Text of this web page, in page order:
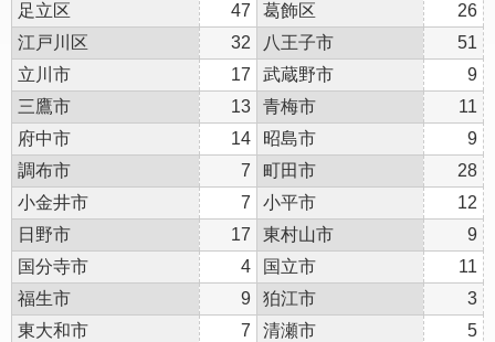
足立区
47 葛飾区
26
江戸川区
32 八王子市
51
立川市
17 武蔵野市
9
三鷹市
13 青梅市
11
府中市
14 昭島市
9
調布市
7 町田市
28
小金井市
7 小平市
12
日野市
17 東村山市
9
国分寺市
4 国立市
11
福生市
9 狛江市
3
東大和市
7 清瀬市
5